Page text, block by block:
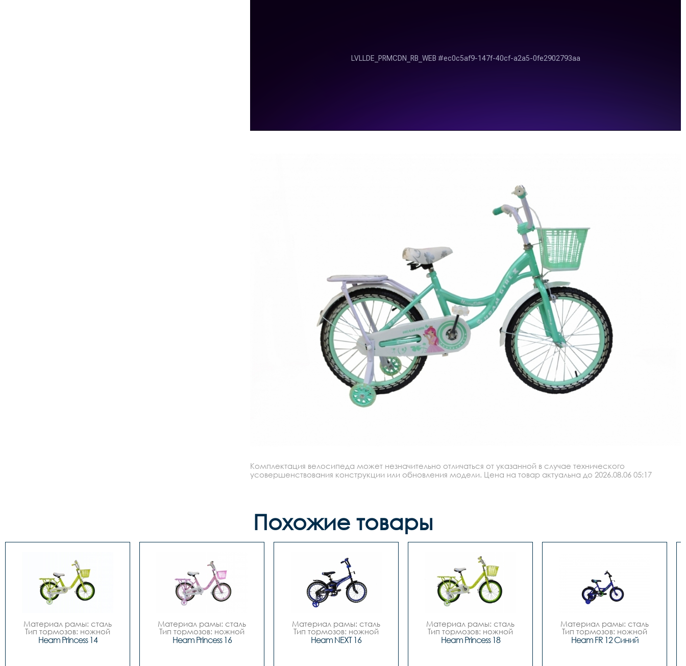
Комплектация велосипеда может незначительно отличаться от указанной в случае технического
усовершенствования конструкции или обновления модели. Цена на товар актуальна до 2026.08.06 05:17
Похожие товары
Материал рамы: сталь
Тип тормозов: ножной
Диаметр колес: 14
Heam Princess 14
Материал рамы: сталь
Тип тормозов: ножной
Диаметр колес: 16
Heam Princess 16
Материал рамы: сталь
Тип тормозов: ножной
Диаметр колес: 16
Heam NEXT 16
Материал рамы: сталь
Тип тормозов: ножной
Диаметр колес: 18
Heam Princess 18
Материал рамы: сталь
Тип тормозов: ножной
Диаметр колес: 12
Heam FR 12 Синий